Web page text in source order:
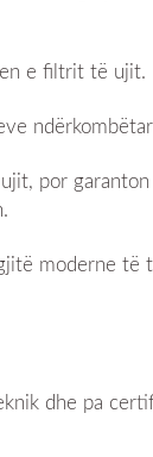
e filtrit të ujit.
por garanton
moderne të
dhe pa